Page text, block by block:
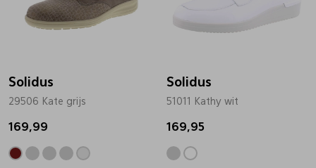
Solidus
29506 Kate grijs
169,99
Solidus
51011 Kathy wit
169,95